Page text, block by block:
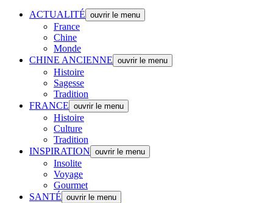
ACTUALITÉ ouvrir le menu
France
Chine
Monde
CHINE ANCIENNE ouvrir le menu
Histoire
Sagesse
Tradition
FRANCE ouvrir le menu
Histoire
Culture
Tradition
INSPIRATION ouvrir le menu
Insolite
Voyage
Gourmet
SANTÉ ouvrir le menu